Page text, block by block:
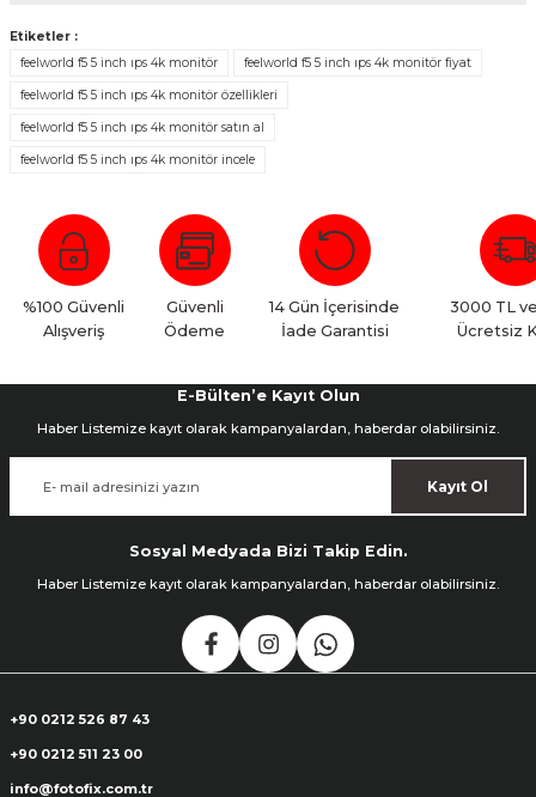
Bu ürüne ilk yorumu siz yapın!
Etiketler :
feelworld f5 5 inch ıps 4k monitör
feelworld f5 5 inch ıps 4k monitör fiyat
feelworld f5 5 inch ıps 4k monitör özellikleri
feelworld f5 5 inch ıps 4k monitör satın al
feelworld f5 5 inch ıps 4k monitör incele
%100 Güvenli
Alışveriş
Güvenli
Ödeme
14 Gün İçerisinde
İade Garantisi
3000 TL
Ücretsiz
E-Bülten’e Kayıt Olun
Haber Listemize kayıt olarak kampanyalardan, haberdar olabilirsiniz.
Kayıt Ol
Sosyal Medyada Bizi Takip Edin.
Haber Listemize kayıt olarak kampanyalardan, haberdar olabilirsiniz.
+90 0212 526 87 43
+90 0212 511 23 00
info@fotofix.com.tr